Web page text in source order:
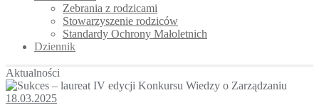
Zebrania z rodzicami
Stowarzyszenie rodziców
Standardy Ochrony Małoletnich
Dziennik
Aktualności
18.03.2025